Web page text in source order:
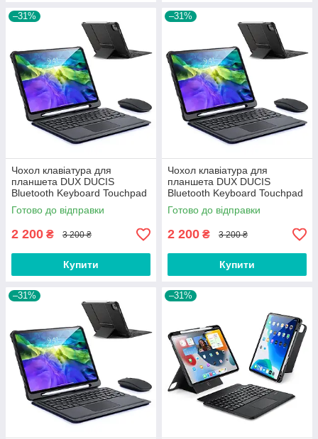
–31%
Чохол клавіатура для
планшета DUX DUCIS
Bluetooth Keyboard Touchpad
для Apple iPad Air 4 10.9''
(2020) Black
Готово до відправки
2 200 ₴ 3 200 ₴
Купити
–31%
Чохол клавіатура для
планшета DUX DUCIS
Bluetooth Keyboard Touchpad
для Apple iPad Pro 11'' (2018 /
2021 / 2022) Black
Готово до відправки
2 200 ₴ 3 200 ₴
Купити
–31% –31%